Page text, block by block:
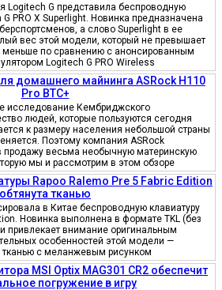
Logitech G представила беспроводную
PRO X Superlight. Новинка предназначена
а слово Superlight в ее
вес этой модели, который не превышает
меньше по сравнению с анонсированным
Logitech G PRO Wireless
домашнего майнинга ASRock H110
Pro BTC+
исследование Кембриджского
людей, которые пользуются сегодня
к размеру населения небольшой страны
Поэтому компания ASRock
продажу весьма необычную материнскую
мы и рассмотрим в этом обзоре
Rapoo Ralemo Pre 5 Fabric Edition
обтянута тканью
в Китае беспроводную клавиатуру
Новинка выполнена в формате TKL (без
привлекает внимание оригинальным
особенностей этой модели —
тканью с меланжевым рисунком
MSI Optix MAG301 CR2 обеспечит
погружение в игру